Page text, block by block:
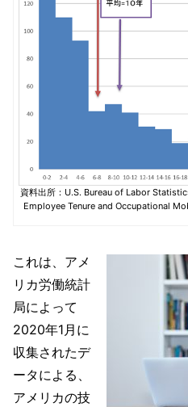
資料出所：U.S. Bureau of Labor
Employee Tenure and Occupational
これは、アメ
リカ労働統計
局によって
2020年1月に
収集されたデ
ータによる、
アメリカの技